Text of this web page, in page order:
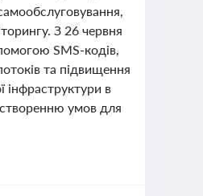
З 26 червня
SMS-кодів,
та підвищення
інфраструктури в
створенню умов для